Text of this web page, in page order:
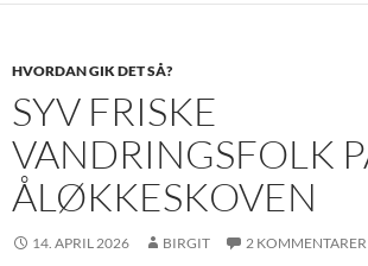
HVORDAN GIK DET SÅ?
SYV FRISKE
VANDRINGSFOLK
ÅLØKKESKOVEN
14. APRIL 2026 BIRGIT 2 KOMMENTARER